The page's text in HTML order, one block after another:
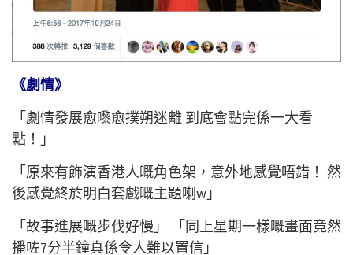
《劇情》
「劇情發展愈嚟愈撲朔迷離 到底會點完係一大看
點！」
「原來有飾演香港人嘅角色架，意外地感覺唔錯！ 然
後感覺終於明白套戲嘅主題喇w」
「故事進展嘅步伐好慢」 「同上星期一樣嘅畫面竟然
播咗7分半鐘真係令人難以置信」